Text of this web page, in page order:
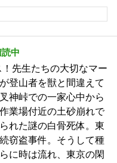
中
！先生たちの大切なマー
登山者を獣と間違えて
神峠での一家心中から
業場付近の土砂崩れで
れた謎の白骨死体。東
窃盗事件。そうして種
に時は流れ、東京の閑